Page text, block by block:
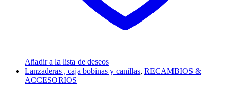
Añadir a la lista de deseos
Lanzaderas , caja bobinas y canillas, RECAMBIOS &
ACCESORIOS